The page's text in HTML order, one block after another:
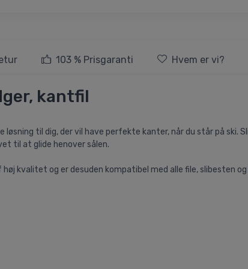
103 % Prisgaranti Hvem er vi?
kantfil
løsning til dig, der vil have perfekte kanter, når du står på ski.
til at glide henover sålen.
kvalitet og er desuden kompatibel med alle file, slibesten